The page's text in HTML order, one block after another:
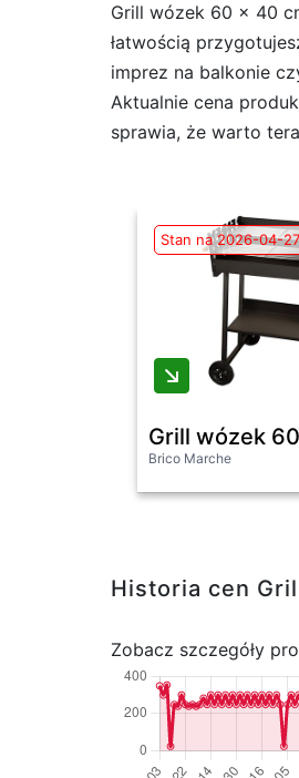
Grill wózek 60 x 40
łatwością
imprez na balkonie
Aktualnie cena
sprawia, że warto
Stan na 2026-04-27
Grill wózek
Brico Marche
Historia cen
Zobacz szczegóły